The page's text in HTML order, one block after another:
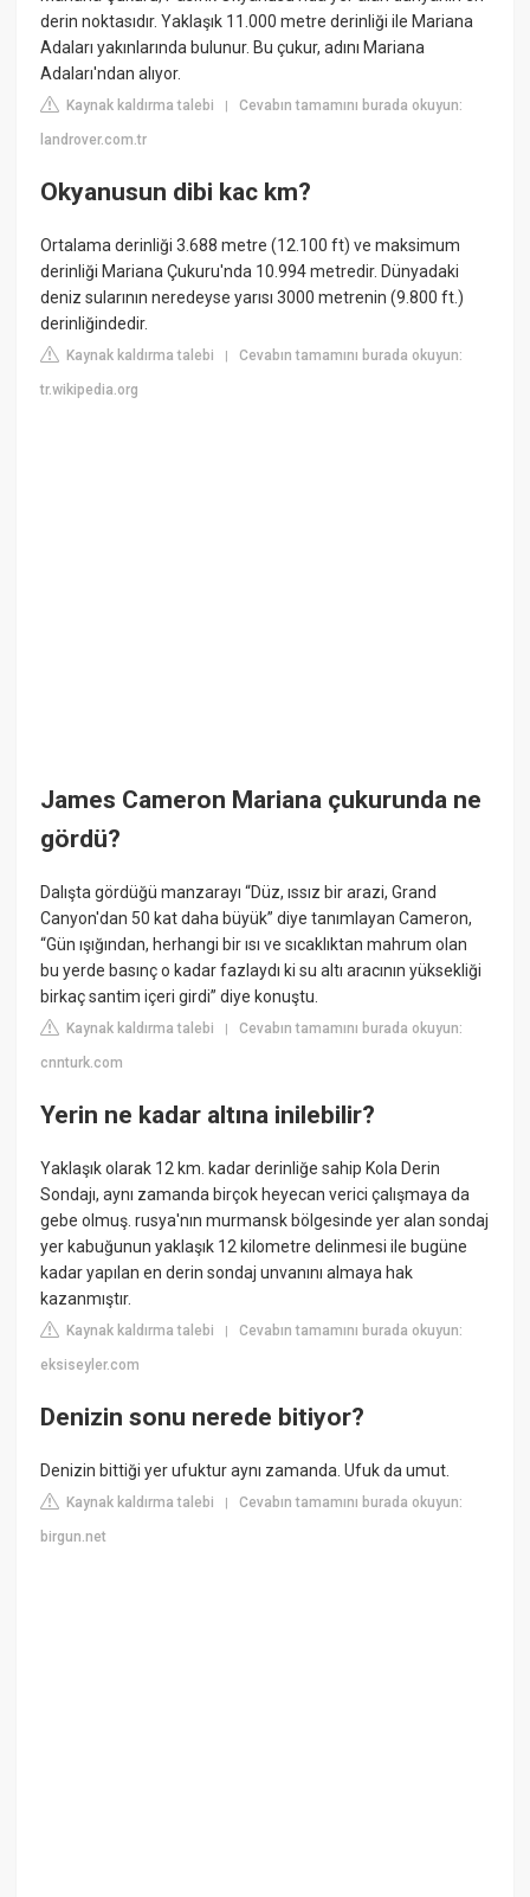
derin noktasıdır. Yaklaşık 11.000 metre derinliği ile Mariana
Adaları yakınlarında bulunur. Bu çukur, adını Mariana
Adaları'ndan alıyor.
Kaynak kaldırma talebi |Cevabın tamamını burada okuyun:
landrover.com.tr
Okyanusun dibi kac km?
Ortalama derinliği 3.688 metre (12.100 ft) ve maksimum
derinliği Mariana Çukuru'nda 10.994 metredir. Dünyadaki
deniz sularının neredeyse yarısı 3000 metrenin (9.800 ft.)
derinliğindedir.
Kaynak kaldırma talebi |Cevabın tamamını burada okuyun:
tr.wikipedia.org
James Cameron Mariana çukurunda ne
gördü?
Dalışta gördüğü manzarayı “Düz, ıssız bir arazi, Grand
Canyon'dan 50 kat daha büyük” diye tanımlayan Cameron,
“Gün ışığından, herhangi bir ısı ve sıcaklıktan mahrum olan
bu yerde basınç o kadar fazlaydı ki su altı aracının yüksekliği
birkaç santim içeri girdi” diye konuştu.
Kaynak kaldırma talebi |Cevabın tamamını burada okuyun:
cnnturk.com
Yerin ne kadar altına inilebilir?
Yaklaşık olarak 12 km. kadar derinliğe sahip Kola Derin
Sondajı, aynı zamanda birçok heyecan verici çalışmaya da
gebe olmuş. rusya'nın murmansk bölgesinde yer alan sondaj
yer kabuğunun yaklaşık 12 kilometre delinmesi ile bugüne
kadar yapılan en derin sondaj unvanını almaya hak
kazanmıştır.
Kaynak kaldırma talebi |Cevabın tamamını burada okuyun:
eksiseyler.com
Denizin sonu nerede bitiyor?
Denizin bittiği yer ufuktur aynı zamanda. Ufuk da umut.
Kaynak kaldırma talebi |Cevabın tamamını burada okuyun:
birgun.net